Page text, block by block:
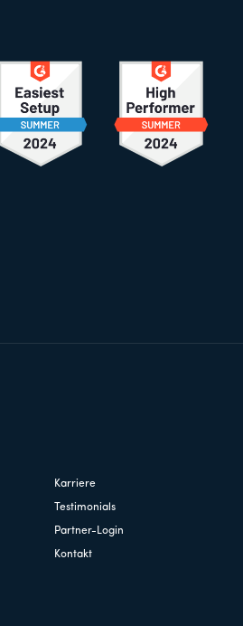
Karriere
Testimonials
Partner-Login
Kontakt